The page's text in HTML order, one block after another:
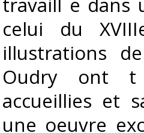
celui du
illustrations
Oudry ont
accueillies et
une oeuvre